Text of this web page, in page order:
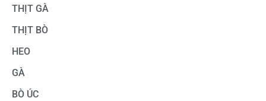
THỊT GÀ
THỊT BÒ
HEO
GÀ
BÒ ÚC